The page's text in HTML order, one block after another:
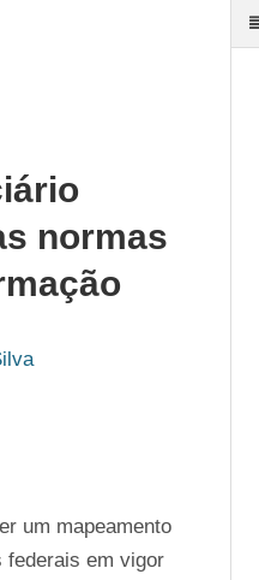
normas
um mapeamento
federais em vigor